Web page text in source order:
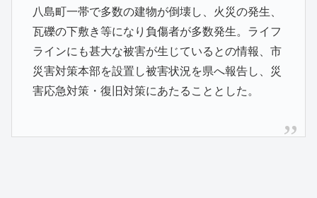
八島町一帯で多数の建物が倒壊し、火災の発生、
瓦礫の下敷き等になり負傷者が多数発生。ライフ
ラインにも甚大な被害が生じているとの情報、市
災害対策本部を設置し被害状況を県へ報告し、災
害応急対策・復旧対策にあたることとした。